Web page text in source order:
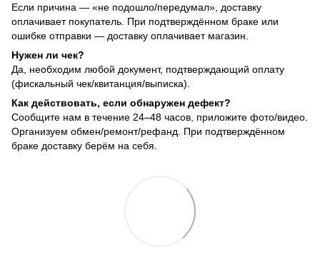
Если причина — «не подошло/передумал», доставку
оплачивает покупатель. При подтверждённом браке или
ошибке отправки — доставку оплачивает магазин.
Нужен ли чек?
Да, необходим любой документ, подтверждающий оплату
(фискальный чек/квитанция/выписка).
Как действовать, если обнаружен дефект?
Сообщите нам в течение 24–48 часов, приложите фото/видео.
Организуем обмен/ремонт/рефанд. При подтверждённом
браке доставку берём на себя.